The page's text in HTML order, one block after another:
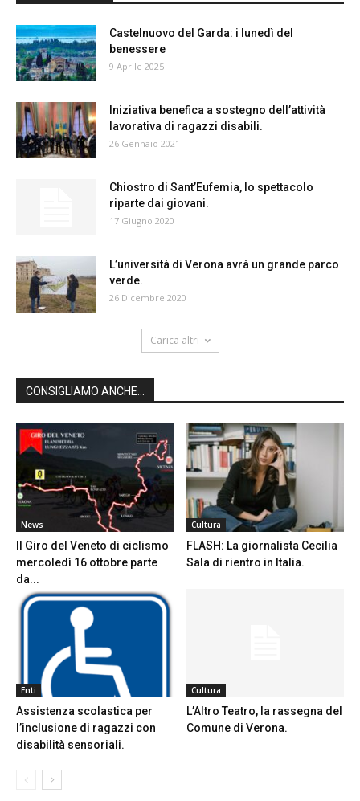
Castelnuovo del Garda: i lunedì del
benessere
9 Aprile 2025
Iniziativa benefica a sostegno dell’attività
lavorativa di ragazzi disabili.
26 Gennaio 2021
Chiostro di Sant’Eufemia, lo spettacolo
riparte dai giovani.
17 Giugno 2020
L’università di Verona avrà un grande parco
verde.
26 Dicembre 2020
Carica altri
CONSIGLIAMO ANCHE...
News
Il Giro del Veneto di ciclismo
mercoledì 16 ottobre parte
da...
Cultura
FLASH: La giornalista Cecilia
Sala di rientro in Italia.
Enti
Assistenza scolastica per
l’inclusione di ragazzi con
disabilità sensoriali.
Cultura
L’Altro Teatro, la rassegna del
Comune di Verona.